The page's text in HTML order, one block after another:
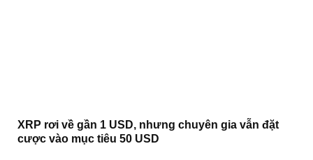
XRP rơi về gần 1 USD, nhưng chuyên gia vẫn đặt
cược vào mục tiêu 50 USD